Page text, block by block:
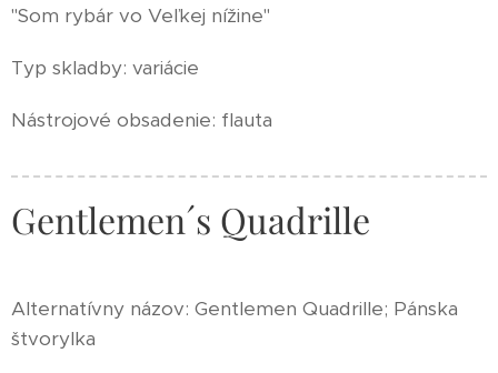
"Som rybár vo Veľkej nížine"
Typ skladby: variácie
Nástrojové obsadenie: flauta
Gentlemen´s Quadrille
Alternatívny názov: Gentlemen Quadrille; Pánska
štvorylka